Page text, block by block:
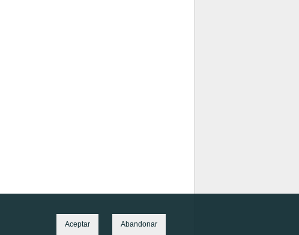
Aceptar Abandonar